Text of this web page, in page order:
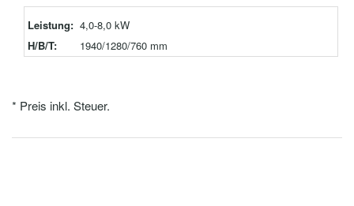
Leistung: 4,0-8,0 kW
H/B/T:
1940/1280/760 mm
* Preis inkl. Steuer.